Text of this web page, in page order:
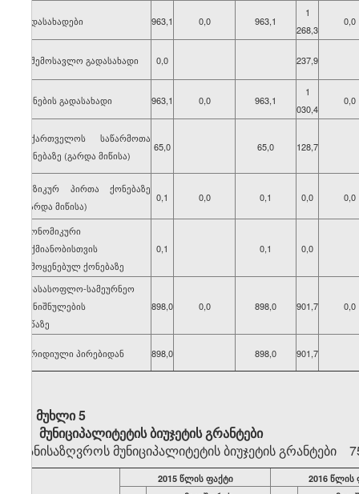
გადასახადები 963,1 0,0 963,1
1
268,3
0,0
საშემოსავლო გადასახადი 0,0 237,9
ქონების გადასახადი 963,1 0,0 963,1
1
030,4
0,0
საქართველოს საწარმოთა
ქონებაზე (გარდა მიწისა)
65,0 65,0 128,7
ფიზიკურ პირთა ქონებაზე
(გარდა მიწისა)
0,1 0,0 0,1 0,0 0,0
ეკონომიკური
საქმიანობისთვის
გამოყენებულ ქონებაზე
0,1 0,1 0,0
არასასოფლო-სამეურნეო
დანიშნულების
მიწაზე
898,0 0,0 898,0 901,7 0,0
იურიდიული პირებიდან 898,0 898,0 901,7
მუხლი 5
მუნიციპალიტეტის ბიუჯეტის გრანტები
განისაზღვროს მუნიციპალიტეტის ბიუჯეტის
2015 წლის ფაქტი 2016 წლის